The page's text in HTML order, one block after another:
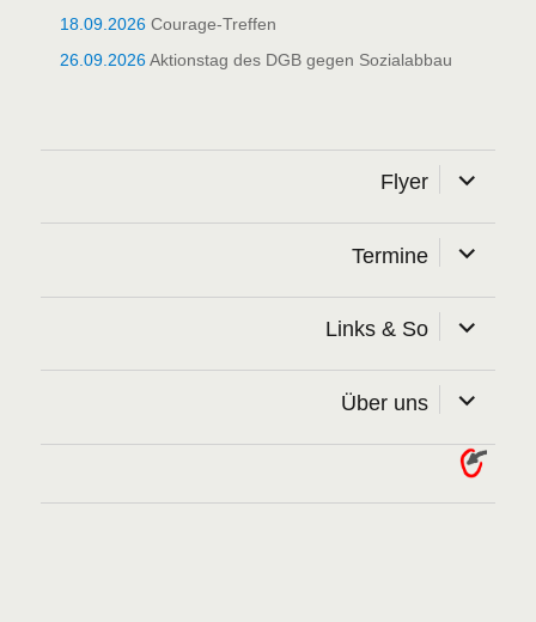
18.09.2026 Courage-Treffen
26.09.2026Aktionstag des DGB gegen Sozialabbau
Flyer öffnen
Termine öffnen
Links & So öffnen
Über uns öffnen